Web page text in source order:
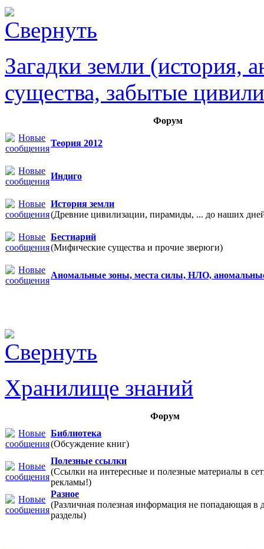
Загадки земли (история,
существа, забытые
Форум
Теория 2012
Индиго
История земли
(Древние цивилизации, пирамиды, ... до наших
Бестиарий
(Мифические существа и прочие зверюги)
Аномальные зоны, места силы, НЛО,
Хранилище знаний
Форум
Библиотека
(Обсуждение книг)
Полезные ссылки
(Ссылки на интересные и полезные материалы в
рекламы!)
Разное
(Различная полезная информация не попадающая в
разделы)